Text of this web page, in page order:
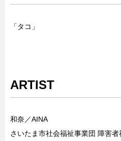
「タコ」
ARTIST
和奈／AINA
さいたま市社会福祉事業団 障害者